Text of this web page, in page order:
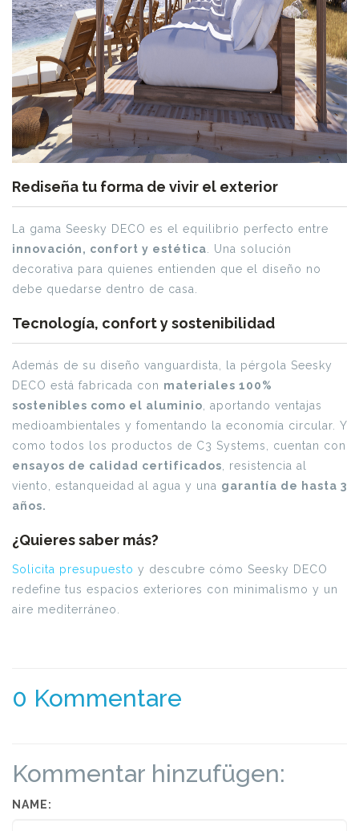
Rediseña tu forma de vivir el exterior
La gama Seesky DECO es el equilibrio perfecto entre
innovación, confort y estética . Una solución
decorativa para quienes entienden que el diseño no
debe quedarse dentro de casa.
Tecnología, confort y sostenibilidad
Además de su diseño vanguardista, la pérgola Seesky
DECO está fabricada con materiales 100%
sostenibles como el aluminio , aportando ventajas
medioambientales y fomentando la economía circular. Y
como todos los productos de C3 Systems, cuentan con
ensayos de calidad certificados , resistencia al
viento, estanqueidad al agua y una garantía de hasta 3
años.
¿Quieres saber más?
Solicita presupuesto y descubre cómo Seesky DECO
redefine tus espacios exteriores con minimalismo y un
aire mediterráneo.
0 Kommentare
Kommentar hinzufügen:
NAME: